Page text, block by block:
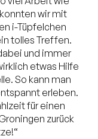
wir mit
i-Tüpfelchen
tolles Treffen.
und immer
etwas Hilfe
So kann man
erleben.
für einen
zurück